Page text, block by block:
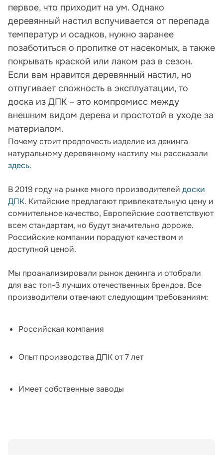
первое, что приходит на ум. Однако
деревянный настил вспучивается от перепада
температур и осадков, нужно заранее
позаботиться о пропитке от насекомых, а также
покрывать краской или лаком раз в сезон.
Если вам нравится деревянный настил, но
отпугивает сложность в эксплуатации, то
доска из ДПК – это компромисс между
внешним видом дерева и простотой в уходе за
материалом.
Почему стоит предпочесть изделие из декинга
натуральному деревянному настилу мы рассказали
здесь.
В 2019 году на рынке много производителей доски
ДПК. Китайские предлагают привлекательную цену и
сомнительное качество, Европейские соответствуют
всем стандартам, но будут значительно дороже.
Российские компании порадуют качеством и
доступной ценой.
Мы проанализировали рынок декинга и отобрали
для вас топ-3 лучших отечественных брендов. Все
производители отвечают следующим требованиям:
Российская компания
Опыт производства ДПК от 7 лет
Имеет собственные заводы